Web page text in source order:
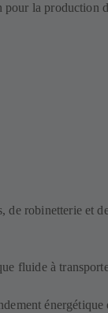
pour la production
de robinetterie et
fluide à
énergétique